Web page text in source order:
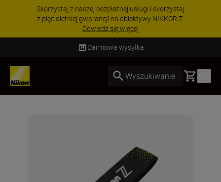
Skorzystaj z naszej bezpłatnej usługi i skorzystaj
z pięcioletniej gwarancji na obiektywy NIKKOR Z.
Dowiedz się więcej
Darmowa wysyłka
Wyszukiwanie Basket